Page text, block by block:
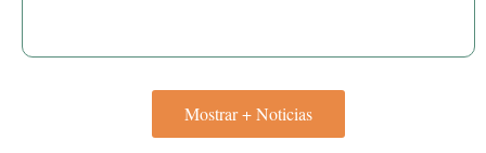
Mostrar + Noticias